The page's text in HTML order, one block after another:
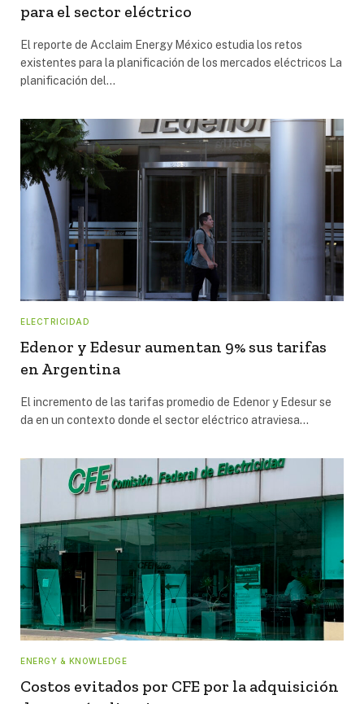
para el sector eléctrico
El reporte de Acclaim Energy México estudia los retos
existentes para la planificación de los mercados eléctricos La
planificación del…
ELECTRICIDAD
Edenor y Edesur aumentan 9% sus tarifas
en Argentina
El incremento de las tarifas promedio de Edenor y Edesur se
da en un contexto donde el sector eléctrico atraviesa…
ENERGY & KNOWLEDGE
Costos evitados por CFE por la adquisición